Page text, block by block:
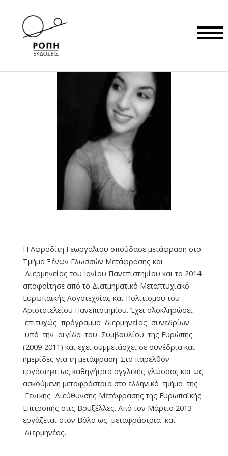
Η Αφροδίτη Γεωργαλιού σπούδασε μετάφραση στο
Τμήμα Ξένων Γλωσσών Μετάφρασης και
Διερμηνείας του Ιονίου Πανεπιστημίου και το 2014
αποφοίτησε από το Διατμηματικό Μεταπτυχιακό
Ευρωπαϊκής Λογοτεχνίας και Πολιτισμού του
Αριστοτελείου Πανεπιστημίου. Έχει ολοκληρώσει
επιτυχώς πρόγραμμα διερμηνείας συνεδρίων
υπό την αιγίδα του Συμβουλίου της Ευρώπης
(2009-2011) και έχει συμμετάσχει σε συνέδρια και
ημερίδες για τη μετάφραση. Στο παρελθόν
εργάστηκε ως καθηγήτρια αγγλικής γλώσσας και ως
ασκούμενη μεταφράστρια στο ελληνικό τμήμα της
Γενικής Διεύθυνσης Μετάφρασης της Ευρωπαϊκής
Επιτροπής στις Βρυξέλλες. Από τον Μάρτιο 2013
εργάζεται στον Βόλο ως μεταφράστρια και
διερμηνέας.